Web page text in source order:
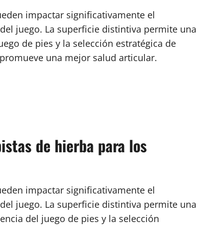
impactar significativamente el
juego. La superficie distintiva permite una
de pies y la selección estratégica de
una mejor salud articular.
de hierba para los
impactar significativamente el
juego. La superficie distintiva permite una
del juego de pies y la selección